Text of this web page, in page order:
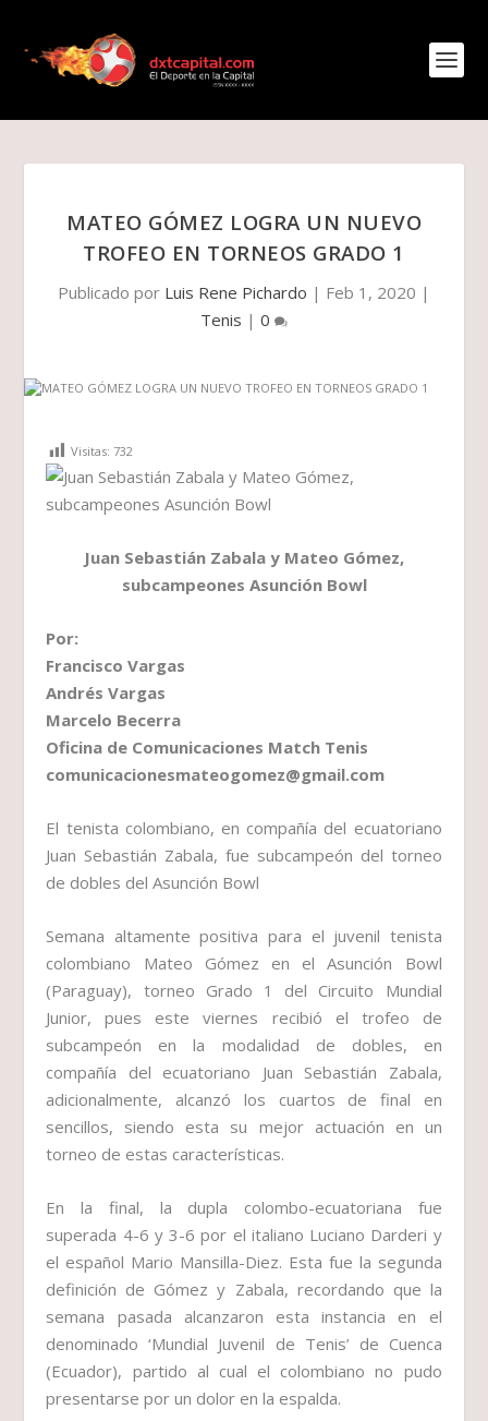
MATEO GÓMEZ LOGRA UN NUEVO
TROFEO EN TORNEOS GRADO 1
Publicado por Luis Rene Pichardo | Feb 1, 2020 |
Tenis | 0
Visitas: 732
Juan Sebastián Zabala y Mateo Gómez,
subcampeones Asunción Bowl
Por:
Francisco Vargas
Andrés Vargas
Marcelo Becerra
Oficina de Comunicaciones Match Tenis
comunicacionesmateogomez@gmail.com
El tenista colombiano, en compañía del ecuatoriano
Juan Sebastián Zabala, fue subcampeón del torneo
de dobles del Asunción Bowl
Semana altamente positiva para el juvenil tenista
colombiano Mateo Gómez en el Asunción Bowl
(Paraguay), torneo Grado 1 del Circuito Mundial
Junior, pues este viernes recibió el trofeo de
subcampeón en la modalidad de dobles, en
compañía del ecuatoriano Juan Sebastián Zabala,
adicionalmente, alcanzó los cuartos de final en
sencillos, siendo esta su mejor actuación en un
torneo de estas características.
En la final, la dupla colombo-ecuatoriana fue
superada 4-6 y 3-6 por el italiano Luciano Darderi y
el español Mario Mansilla-Diez. Esta fue la segunda
definición de Gómez y Zabala, recordando que la
semana pasada alcanzaron esta instancia en el
denominado ‘Mundial Juvenil de Tenis’ de Cuenca
(Ecuador), partido al cual el colombiano no pudo
presentarse por un dolor en la espalda.